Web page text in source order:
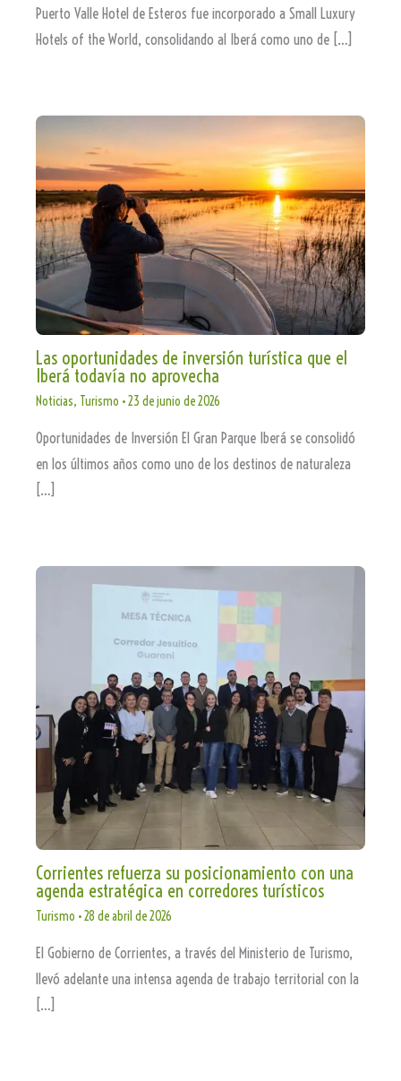
Puerto Valle Hotel de Esteros fue incorporado a Small Luxury
Hotels of the World, consolidando al Iberá como uno de […]
Las oportunidades de inversión turística que el
Iberá todavía no aprovecha
Noticias, Turismo •23 de junio de 2026
Oportunidades de Inversión El Gran Parque Iberá se consolidó
en los últimos años como uno de los destinos de naturaleza
[…]
Corrientes refuerza su posicionamiento con una
agenda estratégica en corredores turísticos
Turismo •28 de abril de 2026
El Gobierno de Corrientes, a través del Ministerio de Turismo,
llevó adelante una intensa agenda de trabajo territorial con la
[…]